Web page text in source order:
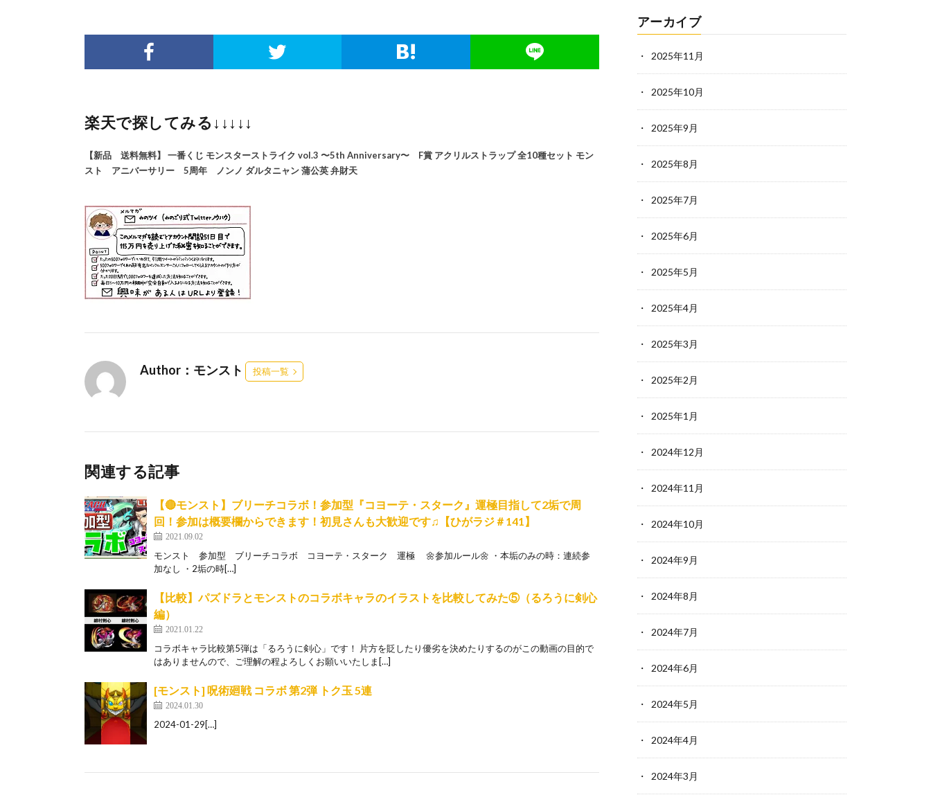
楽天で探してみる↓↓↓↓↓
【新品 送料無料】 一番くじ モンスターストライク vol.3 〜5th Anniversary〜 F賞 アクリルストラップ 全10種セット モン
スト アニバーサリー 5周年 ノンノ ダルタニャン 蒲公英 弁財天
Author：モンスト 投稿一覧
関連する記事
【🔴モンスト】ブリーチコラボ！参加型『コヨーテ・スターク』運極目指して2垢で周
回！参加は概要欄からできます！初見さんも大歓迎です♫【ひがラジ＃141】
2021.09.02
モンスト 参加型 ブリーチコラボ コヨーテ・スターク 運極 🌼参加ルール🌼 ・本垢のみの時：連続参
加なし ・2垢の時[…]
【比較】パズドラとモンストのコラボキャラのイラストを比較してみた⑤（るろうに剣心
編）
2021.01.22
コラボキャラ比較第5弾は「るろうに剣心」です！ 片方を貶したり優劣を決めたりするのがこの動画の目的で
はありませんので、ご理解の程よろしくお願いいたしま[…]
[モンスト] 呪術廻戦 コラボ 第2弾 トク玉 5連
2024.01.30
2024-01-29[…]
アーカイブ
2025年11月
2025年10月
2025年9月
2025年8月
2025年7月
2025年6月
2025年5月
2025年4月
2025年3月
2025年2月
2025年1月
2024年12月
2024年11月
2024年10月
2024年9月
2024年8月
2024年7月
2024年6月
2024年5月
2024年4月
2024年3月